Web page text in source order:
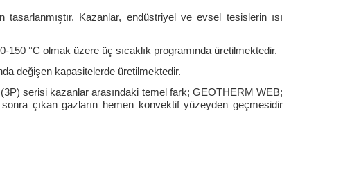
Kazanlar, endüstriyel ve evsel tesislerin ısı
°C olmak üzere üç sıcaklık programında üretilmektedir.
değişen kapasitelerde üretilmektedir.
serisi kazanlar arasındaki temel fark; GEOTHERM WEB;
çıkan gazların hemen konvektif yüzeyden geçmesidir